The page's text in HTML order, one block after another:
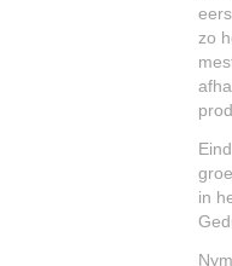
zo
in